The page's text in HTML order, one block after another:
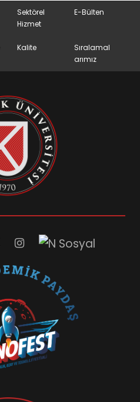
Sektörel
Hizmet
E-Bülten
Kalite
Sıralamal
arımız